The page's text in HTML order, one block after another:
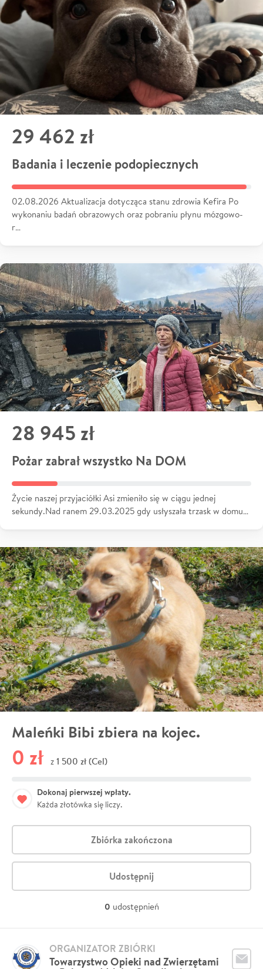
29 462 zł
Badania i leczenie podopiecznych
02.08.2026 Aktualizacja dotycząca stanu zdrowia Kefira Po
wykonaniu badań obrazowych oraz pobraniu płynu mózgowo-
r…
28 945 zł
Pożar zabrał wszystko Na DOM
Życie naszej przyjaciółki Asi zmieniło się w ciągu jednej
sekundy.Nad ranem 29.03.2025 gdy usłyszała trzask w domu…
Maleńki Bibi zbiera na kojec.
0 zł z 1 500 zł (Cel)
Dokonaj pierwszej wpłaty.
Każda złotówka się liczy.
Zbiórka zakończona
Udostępnij
0 udostępnień
Towarzystwo Opieki nad Zwierzętami
ORGANIZATOR ZBIÓRKI